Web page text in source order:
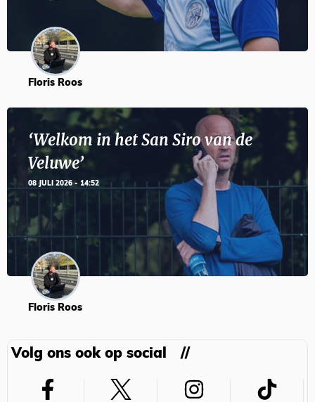
Floris Roos
‘Welkom in het San Siro van de
Veluwe’
08 JULI 2026 - 14:52
Floris Roos
Volg ons ook op social